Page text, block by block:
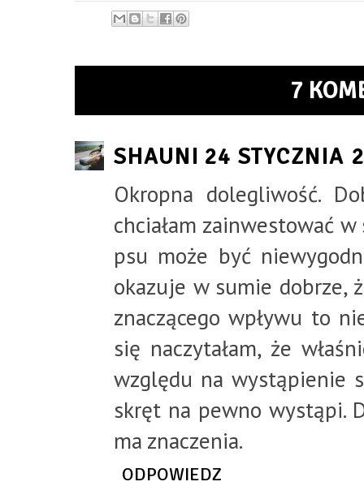
7
SHAUNI 24 STYCZNIA
Okropna dolegliwość.
chciałam zainwestować
psu może być
okazuje w sumie dobrze,
znaczącego wpływu to
się naczytałam, że
względu na wystąpienie
skręt na pewno wystąpi.
ma znaczenia.
ODPOWIEDZ